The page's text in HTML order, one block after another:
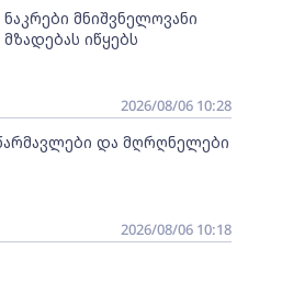
მნიშვნელოვანი
იწყებს
2026/08/06 10:28
და მღრღნელები
2026/08/06 10:18